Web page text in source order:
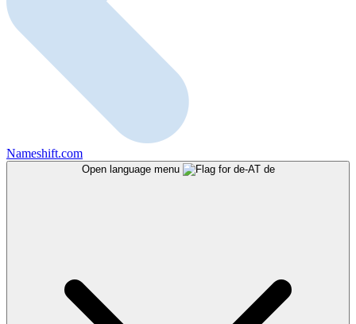
Nameshift.com
Open language menu de